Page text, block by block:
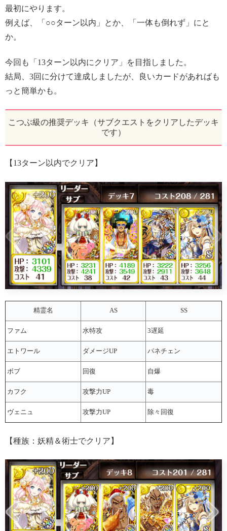
最初にやります。
例えば、「○○ターン以内」とか、「一体も倒れず」にと
か。
今回も「13ターン以内にクリア」を目指しました。
結局、3回に分けて達成しましたが、良いカードがあればも
っと簡単かも。
こつぶ級の推奨デッキ（サブクエストをクリアしたデッキ
です）
【13ターン以内でクリア】
精霊名 AS SS
ファム 水特攻 3遅延
エトワール ダメージUP パネチェン
ボブ 回復 自爆
カフク 攻撃力UP 毒
ヴェニュ 攻撃力UP 除々回復
【種族：妖精＆術士でクリア】